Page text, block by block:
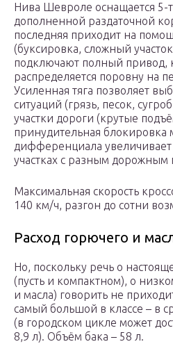
Нива Шевроле оснащается 5-
дополненной раздаточной
последняя приходит на
(буксировка, сложный
подключают полный привод,
распределяется поровну на
Усиленная тяга позволяет
ситуаций (грязь, песок,
участки дороги (крутые
принудительная блокировка
дифференциала увеличивает
участках с разным дорожным
Максимальная скорость
140 км/ч, разгон до сотни
Расход горючего и
Но, поскольку речь о
(пусть и компактном), о
и масла) говорить не
самый большой в классе – в
(в городском цикле может
8,9 л). Объём бака – 58 л.